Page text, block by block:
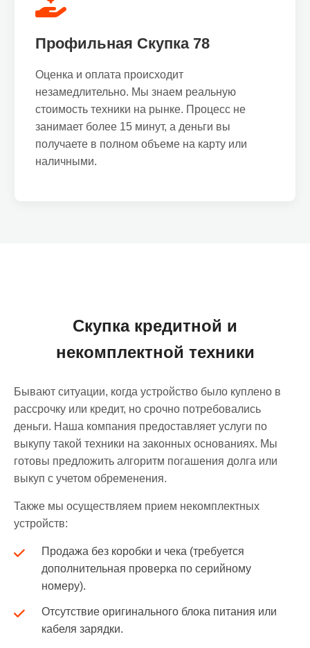
Профильная Скупка 78
Оценка и оплата происходит
незамедлительно. Мы знаем реальную
стоимость техники на рынке. Процесс не
занимает более 15 минут, а деньги вы
получаете в полном объеме на карту или
наличными.
Скупка кредитной и
некомплектной техники
Бывают ситуации, когда устройство было куплено в
рассрочку или кредит, но срочно потребовались
деньги. Наша компания предоставляет услуги по
выкупу такой техники на законных основаниях. Мы
готовы предложить алгоритм погашения долга или
выкуп с учетом обременения.
Также мы осуществляем прием некомплектных
устройств:
Продажа без коробки и чека (требуется
дополнительная проверка по серийному
номеру).
Отсутствие оригинального блока питания или
кабеля зарядки.